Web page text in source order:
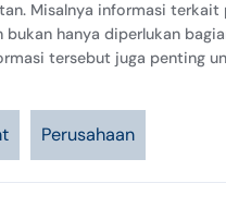
Misalnya informasi
hanya diperlukan
tersebut juga penting
Perusahaan